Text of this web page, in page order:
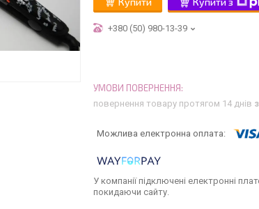
+380 (50) 980-13-39
повернення товару протягом 14 днів
У компанії підключені електронні
покидаючи сайту.